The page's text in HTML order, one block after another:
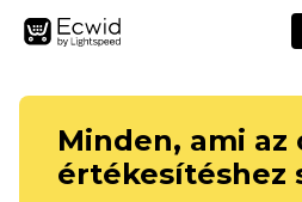
Minden, ami az
értékesítéshez